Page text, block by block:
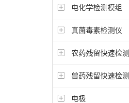
电化学检测模组
真菌毒素检测仪
农药残留快速检
兽药残留快速检
电极